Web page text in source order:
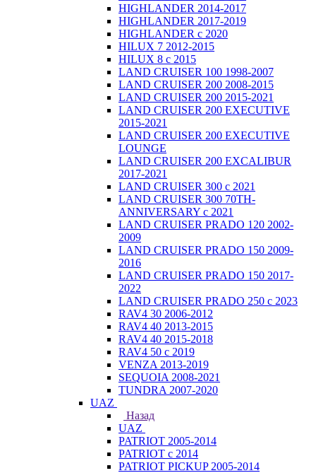
HIGHLANDER 2014-2017
HIGHLANDER 2017-2019
HIGHLANDER с 2020
HILUX 7 2012-2015
HILUX 8 с 2015
LAND CRUISER 100 1998-2007
LAND CRUISER 200 2008-2015
LAND CRUISER 200 2015-2021
LAND CRUISER 200 EXECUTIVE
2015-2021
LAND CRUISER 200 EXECUTIVE
LOUNGE
LAND CRUISER 200 EXCALIBUR
2017-2021
LAND CRUISER 300 с 2021
LAND CRUISER 300 70TH-
ANNIVERSARY с 2021
LAND CRUISER PRADO 120 2002-
2009
LAND CRUISER PRADO 150 2009-
2016
LAND CRUISER PRADO 150 2017-
2022
LAND CRUISER PRADO 250 с 2023
RAV4 30 2006-2012
RAV4 40 2013-2015
RAV4 40 2015-2018
RAV4 50 с 2019
VENZA 2013-2019
SEQUOIA 2008-2021
TUNDRA 2007-2020
UAZ
Назад
UAZ
PATRIOT 2005-2014
PATRIOT с 2014
PATRIOT PICKUP 2005-2014